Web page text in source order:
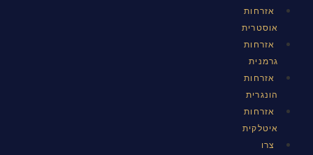
אזרחות
אוסטרית
אזרחות
גרמנית
אזרחות
הונגרית
אזרחות
איטלקית
צרו